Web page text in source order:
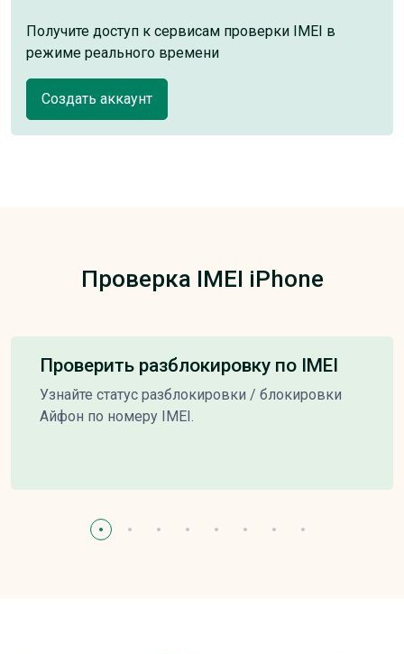
Получите доступ к сервисам проверки IMEI в
режиме реального времени
Создать аккаунт
Проверка IMEI iPhone
Проверить разблокировку по IMEI
Узнайте статус разблокировки / блокировки
Айфон по номеру IMEI.